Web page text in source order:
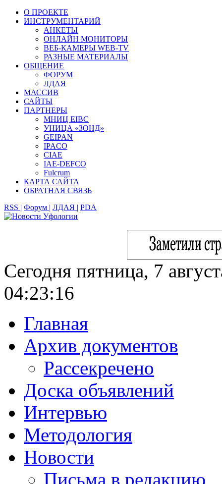
О ПРОЕКТЕ
ИНСТРУМЕНТАРИЙ
АНКЕТЫ
ОНЛАЙН МОНИТОРЫ
ВЕБ-КАМЕРЫ WEB-TV
РАЗНЫЕ МАТЕРИАЛЫ
ОБЩЕНИЕ
ФОРУМ
ЛДАЯ
МАССИВ
САЙТЫ
ПАРТНЕРЫ
МНИЦ EIBC
УНИЦА «ЗОНД»
GEIPAN
IPACO
CIAE
IAE-DEFCO
Fulcrum
КАРТА САЙТА
ОБРАТНАЯ СВЯЗЬ
RSS | Форум | ЛДАЯ | PDA
Сегодня пятница, 7
04:23:17
Главная
Архив документов
Рассекречено
Доска объявлений
Интервью
Методология
Новости
Письма в редакцию